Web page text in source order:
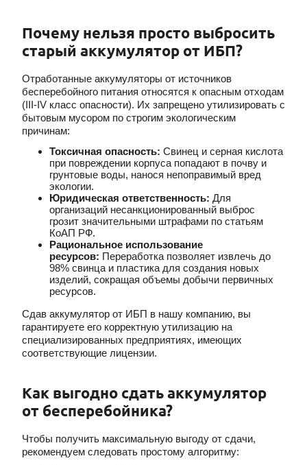
Почему нельзя просто выбросить
старый аккумулятор от ИБП?
Отработанные аккумуляторы от источников
бесперебойного питания относятся к опасным отходам
(III-IV класс опасности). Их запрещено утилизировать с
бытовым мусором по строгим экологическим
причинам:
Токсичная опасность: Свинец и серная кислота
при повреждении корпуса попадают в почву и
грунтовые воды, нанося непоправимый вред
экологии.
Юридическая ответственность: Для
организаций несанкционированный выброс
грозит значительными штрафами по статьям
КоАП РФ.
Рациональное использование
ресурсов: Переработка позволяет извлечь до
98% свинца и пластика для создания новых
изделий, сокращая объемы добычи первичных
ресурсов.
Сдав аккумулятор от ИБП в нашу компанию, вы
гарантируете его корректную утилизацию на
специализированных предприятиях, имеющих
соответствующие лицензии.
Как выгодно сдать аккумулятор
от бесперебойника?
Чтобы получить максимальную выгоду от сдачи,
рекомендуем следовать простому алгоритму: